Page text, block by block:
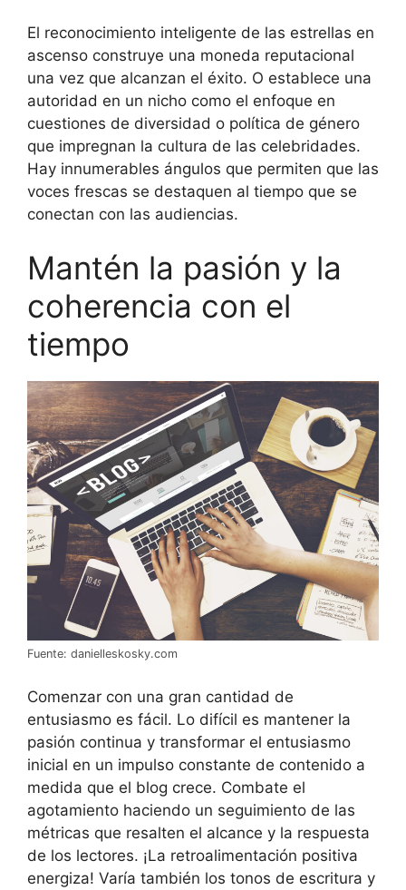
El reconocimiento inteligente de las estrellas en
ascenso construye una moneda reputacional
una vez que alcanzan el éxito. O establece una
autoridad en un nicho como el enfoque en
cuestiones de diversidad o política de género
que impregnan la cultura de las celebridades.
Hay innumerables ángulos que permiten que las
voces frescas se destaquen al tiempo que se
conectan con las audiencias.
Mantén la pasión y la
coherencia con el
tiempo
Fuente: danielleskosky.com
Comenzar con una gran cantidad de
entusiasmo es fácil. Lo difícil es mantener la
pasión continua y transformar el entusiasmo
inicial en un impulso constante de contenido a
medida que el blog crece. Combate el
agotamiento haciendo un seguimiento de las
métricas que resalten el alcance y la respuesta
de los lectores. ¡La retroalimentación positiva
energiza! Varía también los tonos de escritura y